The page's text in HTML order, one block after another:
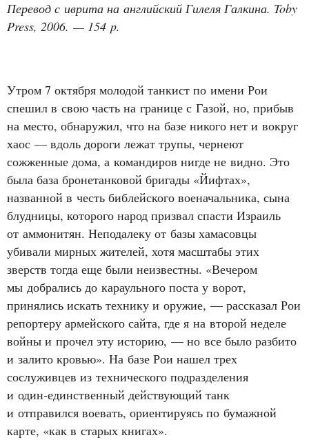
Перевод с иврита на английский Гилеля Галкина. Toby
Press, 2006. — 154 p.
Утром 7 октября молодой танкист по имени Рои
спешил в свою часть на границе с Газой, но, прибыв
на место, обнаружил, что на базе никого нет и вокруг
хаос — вдоль дороги лежат трупы, чернеют
сожженные дома, а командиров нигде не видно. Это
была база бронетанковой бригады «Йифтах»,
названной в честь библейского военачальника, сына
блудницы, которого народ призвал спасти Израиль
от аммонитян. Неподалеку от базы хамасовцы
убивали мирных жителей, хотя масштабы этих
зверств тогда еще были неизвестны. «Вечером
мы добрались до караульного поста у ворот,
принялись искать технику и оружие, — рассказал Рои
репортеру армейского сайта, где я на второй неделе
войны и прочел эту историю, — но все было разбито
и залито кровью». На базе Рои нашел трех
сослуживцев из технического подразделения
и один‑единственный действующий танк
и отправился воевать, ориентируясь по бумажной
карте, «как в старых книгах».